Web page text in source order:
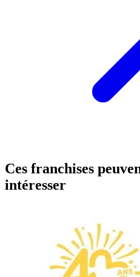
Ces franchises
intéresser